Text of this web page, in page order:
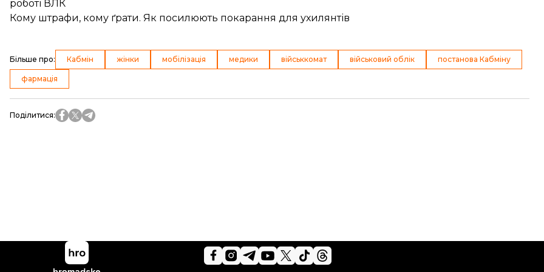
роботі ВЛК
Кому штрафи, кому ґрати. Як посилюють покарання для ухилянтів
Більше про: Кабмін жінки мобілізація медики військкомат військовий облік постанова Кабміну
фармація
Поділитися: